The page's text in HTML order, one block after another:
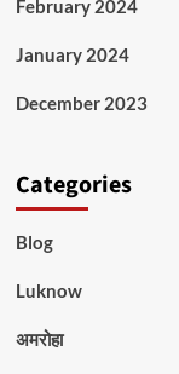
February 2024
January 2024
December 2023
Categories
Blog
Luknow
अमरोहा